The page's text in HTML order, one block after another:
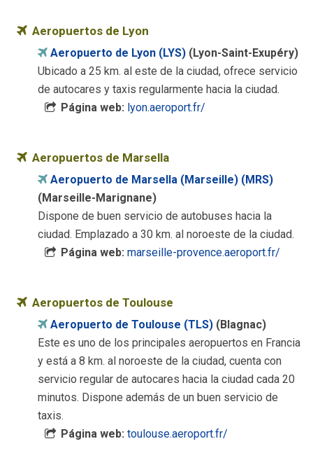
Aeropuertos de Lyon
Aeropuerto de Lyon (LYS) (Lyon-Saint-Exupéry)
Ubicado a 25 km. al este de la ciudad, ofrece servicio
de autocares y taxis regularmente hacia la ciudad.
Página web: lyon.aeroport.fr/
Aeropuertos de Marsella
Aeropuerto de Marsella (Marseille) (MRS)
(Marseille-Marignane)
Dispone de buen servicio de autobuses hacia la
ciudad. Emplazado a 30 km. al noroeste de la ciudad.
Página web: marseille-provence.aeroport.fr/
Aeropuertos de Toulouse
Aeropuerto de Toulouse (TLS) (Blagnac)
Este es uno de los principales aeropuertos en Francia
y está a 8 km. al noroeste de la ciudad, cuenta con
servicio regular de autocares hacia la ciudad cada 20
minutos. Dispone además de un buen servicio de
taxis.
Página web: toulouse.aeroport.fr/